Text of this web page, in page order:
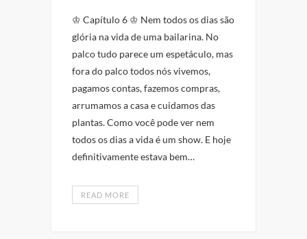
♔ Capítulo 6 ♔ Nem todos os dias são
glória na vida de uma bailarina. No
palco tudo parece um espetáculo, mas
fora do palco todos nós vivemos,
pagamos contas, fazemos compras,
arrumamos a casa e cuidamos das
plantas. Como você pode ver nem
todos os dias a vida é um show. E hoje
definitivamente estava bem…
READ MORE